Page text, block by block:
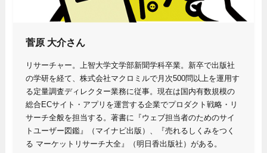
菅原 大介さん
リサーチャー。上智大学文学部新聞学科卒業。新卒で出版社
の学研を経て、株式会社マクロミルで月次500問以上を運用す
る定量調査ディレクター業務に従事。現在は国内有数規模の
総合ECサイト・アプリを運営する企業でプロダクト戦略・リ
サーチ全般を担当する。著書に『ウェブ担当者のためのサイ
トユーザー図鑑』（マイナビ出版）、『売れるしくみをつく
る マーケットリサーチ大全』（明日香出版社）がある。